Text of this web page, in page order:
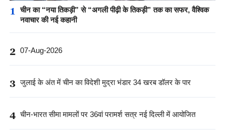
1
चीन का “नया तिकड़ी” से “अगली पीढ़ी के तिकड़ी” तक का सफर, वैश्विक
नवाचार की नई कहानी
2 07-Aug-2026
3 जुलाई के अंत में चीन का विदेशी मुद्रा भंडार 34 खरब डॉलर के पार
4 चीन-भारत सीमा मामलों पर 36वां परामर्श सत्र नई दिल्ली में आयोजित